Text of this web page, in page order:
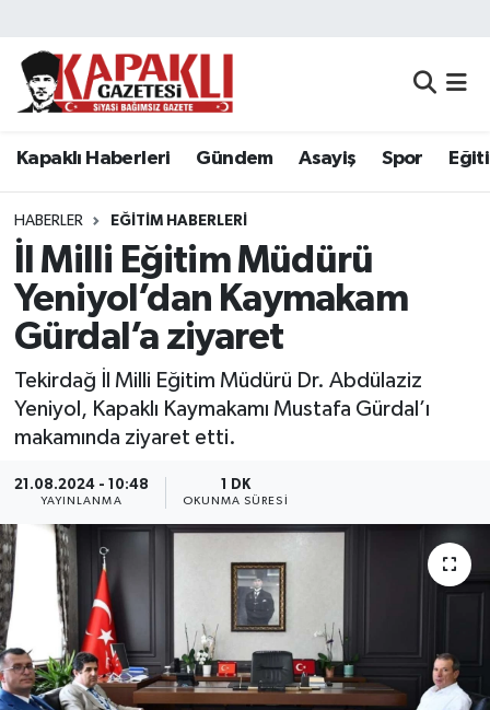
Kapaklı Haberleri Gündem Asayiş Spor
HABERLER EĞITIM HABERLERI
İl Milli Eğitim Müdürü
Yeniyol’dan Kaymakam
Gürdal’a ziyaret
Tekirdağ İl Milli Eğitim Müdürü Dr. Abdülaziz
Yeniyol, Kapaklı Kaymakamı Mustafa Gürdal’ı
makamında ziyaret etti.
21.08.2024 - 10:48
YAYINLANMA
1 DK
OKUNMA SÜRESI
Kapaklı Haberleri
Asayiş
Spor
Eğitim
Resmi Reklamlar
Ekonomi
Sağlık
Teknoloji
Yaşam
Tekirdağ Nöbetçi Eczaneler
Tekirdağ Namaz Vakitleri
Tekirdağ Trafik Yoğunluk Haritası
Süper Lig Puan Durumu ve Fikstür
Son Dakika Haberleri